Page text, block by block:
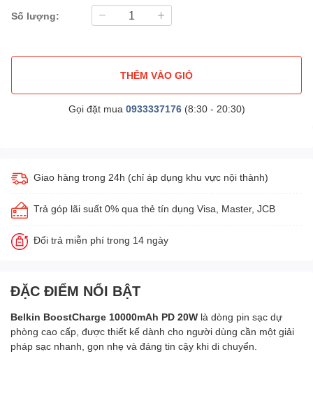
Số lượng:
THÊM VÀO GIỎ
Gọi đặt mua 0933337176(8:30 - 20:30)
Giao hàng trong 24h (chỉ áp dụng khu vực nội thành)
Trả góp lãi suất 0% qua thẻ tín dụng Visa, Master, JCB
Đổi trả miễn phí trong 14 ngày
ĐẶC ĐIỂM NỔI BẬT
Belkin BoostCharge 10000mAh PD 20W là dòng pin sạc dự
phòng cao cấp, được thiết kế dành cho người dùng cần một giải
pháp sạc nhanh, gọn nhẹ và đáng tin cậy khi di chuyển.